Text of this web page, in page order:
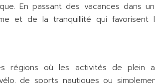
En passant des vacances dans
et de la tranquillité qui favorisent
régions où les activités de plein
de sports nautiques ou